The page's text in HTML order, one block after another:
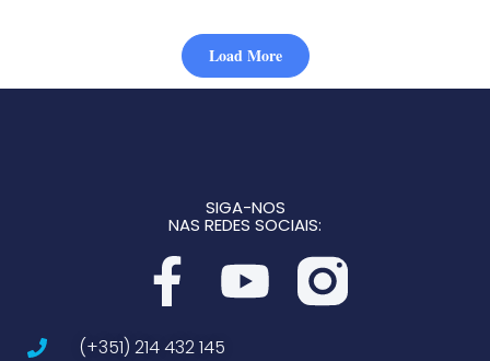
Load More
SIGA-NOS
NAS REDES SOCIAIS:
(+351) 214 432 145